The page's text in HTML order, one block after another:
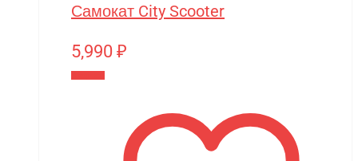
Самокат City Scooter
5,990 ₽